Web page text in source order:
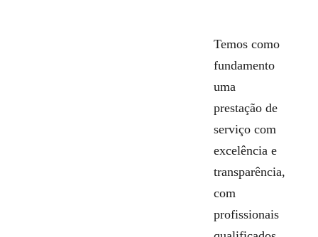
Temos como
fundamento
uma
prestação de
serviço com
excelência e
transparência,
com
profissionais